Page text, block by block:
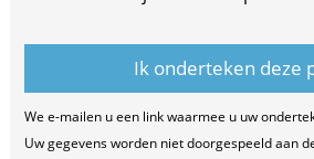
We e-mailen u een link waarmee u uw
Uw gegevens worden niet doorgespeeld aan